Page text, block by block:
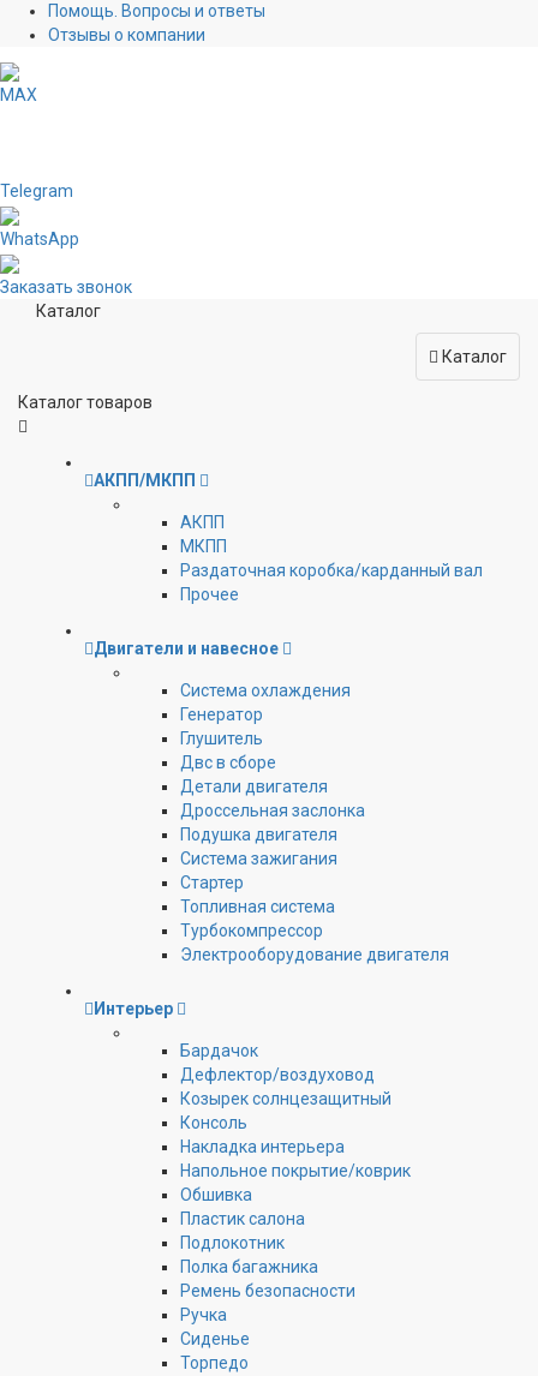
Помощь. Вопросы и ответы
Отзывы о компании
MAX
Telegram
WhatsApp
Заказать звонок
Каталог
Каталог
Каталог товаров
АКПП/МКПП
АКПП
МКПП
Раздаточная коробка/карданный вал
Прочее
Двигатели и навесное
Cистема охлаждения
Генератор
Глушитель
Двс в сборе
Детали двигателя
Дроссельная заслонка
Подушка двигателя
Система зажигания
Стартер
Топливная система
Турбокомпрессор
Электрооборудование двигателя
Интерьер
Бардачок
Дефлектор/воздуховод
Козырек солнцезащитный
Консоль
Накладка интерьера
Напольное покрытие/коврик
Обшивка
Пластик салона
Подлокотник
Полка багажника
Ремень безопасности
Ручка
Сиденье
Торпедо